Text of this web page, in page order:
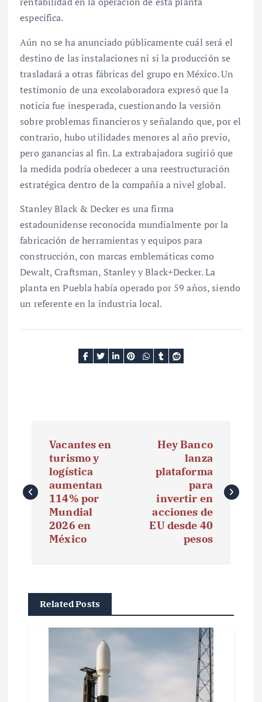
específica.
Aún no se ha anunciado públicamente cuál será el
destino de las instalaciones ni si la producción se
trasladará a otras fábricas del grupo en México. Un
testimonio de una excolaboradora expresó que la
noticia fue inesperada, cuestionando la versión
sobre problemas financieros y señalando que, por el
contrario, hubo utilidades menores al año previo,
pero ganancias al fin. La extrabajadora sugirió que
la medida podría obedecer a una reestructuración
estratégica dentro de la compañía a nivel global.
Stanley Black & Decker es una firma
estadounidense reconocida mundialmente por la
fabricación de herramientas y equipos para
construcción, con marcas emblemáticas como
Dewalt, Craftsman, Stanley y Black+Decker. La
planta en Puebla había operado por 59 años, siendo
un referente en la industria local.
v
e
ó
Vacantes en
turismo y
logística
aumentan
114% por
Mundial
2026 en
México
Hey Banco
lanza
plataforma
para
invertir en
acciones de
EU desde 40
pesos
Related Posts